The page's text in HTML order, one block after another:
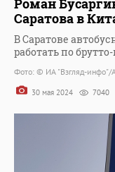
Роман
Саратова в
В Саратове
работать по
Фото: © ИА "Взгляд-инфо"/
30 мая 2024 7040